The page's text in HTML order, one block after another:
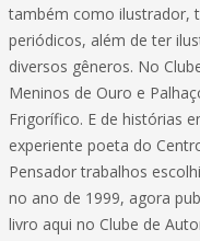
também como ilustrador,
periódicos, além de ter
diversos gêneros. No
Meninos de Ouro e
Frigorífico. E de histórias
experiente poeta do
Pensador trabalhos
no ano de 1999, agora
livro aqui no Clube de